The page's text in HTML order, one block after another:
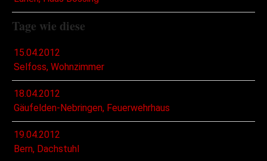
Tage wie diese
15.04.2012
Selfoss, Wohnzimmer
18.04.2012
Gäufelden-Nebringen, Feuerwehrhaus
19.04.2012
Bern, Dachstuhl